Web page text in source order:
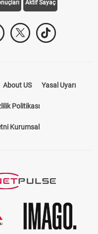
Aktif Sayaç
About US Yasal Uyarı
Politikası
Kurumsal